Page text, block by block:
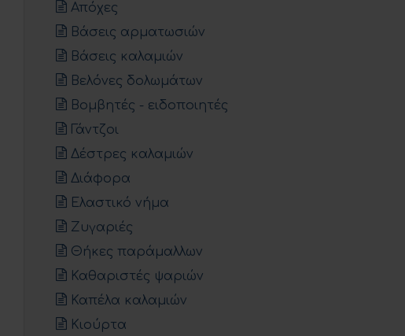
Απόχες
Βάσεις αρματωσιών
Βάσεις καλαμιών
Βελόνες δολωμάτων
Βομβητές - ειδοποιητές
Γάντζοι
Δέστρες καλαμιών
Διάφορα
Ελαστικό νήμα
Ζυγαριές
Θήκες παράμαλλων
Καθαριστές ψαριών
Καπέλα καλαμιών
Κιούρτα